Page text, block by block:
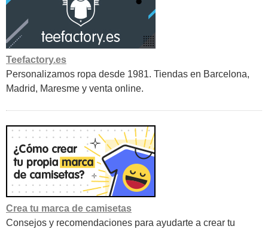
Teefactory.es
Personalizamos ropa desde 1981. Tiendas en Barcelona,
Madrid, Maresme y venta online.
Crea tu marca de camisetas
Consejos y recomendaciones para ayudarte a crear tu